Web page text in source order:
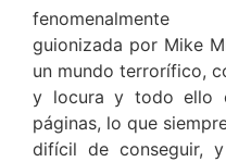
fenomenalmente
guionizada por Mike
un mundo terrorífico,
y locura y todo ello
páginas, lo que
difícil de conseguir,